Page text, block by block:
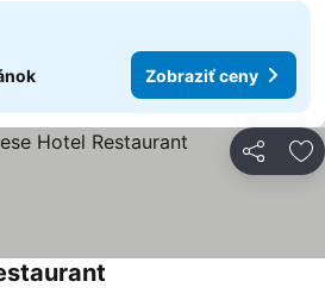
Zobraziť ceny
Zdieľať